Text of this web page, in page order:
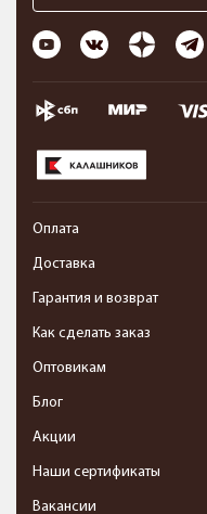
Оплата
Доставка
Гарантия и возврат
Как сделать заказ
Оптовикам
Блог
Акции
Наши сертификаты
Вакансии